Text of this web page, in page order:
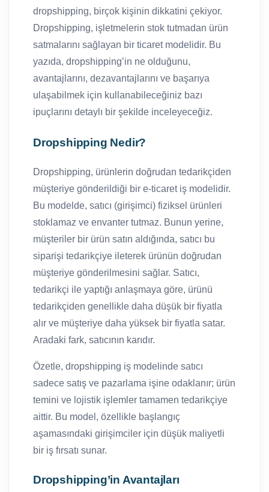
dropshipping, birçok kişinin dikkatini çekiyor.
Dropshipping, işletmelerin stok tutmadan ürün
satmalarını sağlayan bir ticaret modelidir. Bu
yazıda, dropshipping’in ne olduğunu,
avantajlarını, dezavantajlarını ve başarıya
ulaşabilmek için kullanabileceğiniz bazı
ipuçlarını detaylı bir şekilde inceleyeceğiz.
Dropshipping Nedir?
Dropshipping, ürünlerin doğrudan tedarikçiden
müşteriye gönderildiği bir e-ticaret iş modelidir.
Bu modelde, satıcı (girişimci) fiziksel ürünleri
stoklamaz ve envanter tutmaz. Bunun yerine,
müşteriler bir ürün satın aldığında, satıcı bu
siparişi tedarikçiye ileterek ürünün doğrudan
müşteriye gönderilmesini sağlar. Satıcı,
tedarikçi ile yaptığı anlaşmaya göre, ürünü
tedarikçiden genellikle daha düşük bir fiyatla
alır ve müşteriye daha yüksek bir fiyatla satar.
Aradaki fark, satıcının karıdır.
Özetle, dropshipping iş modelinde satıcı
sadece satış ve pazarlama işine odaklanır; ürün
temini ve lojistik işlemler tamamen tedarikçiye
aittir. Bu model, özellikle başlangıç
aşamasındaki girişimciler için düşük maliyetli
bir iş fırsatı sunar.
Dropshipping’in Avantajları